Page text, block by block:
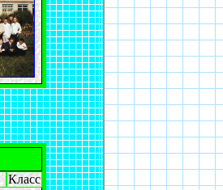
Класс